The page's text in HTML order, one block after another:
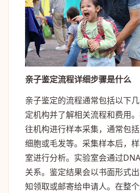
亲子鉴定流程详细步骤是什么
亲子鉴定的流程通常包括以下
定机构并了解相关流程和费用
往机构进行样本采集，通常包
细胞或毛发等。采集样本后，
室进行分析。实验室会通过
关系。鉴定结果会以书面形式
知领取或邮寄给申请人。在整